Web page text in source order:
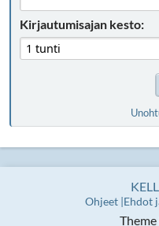
Kirjautumisajan kesto:
Ohjeet Ehdot